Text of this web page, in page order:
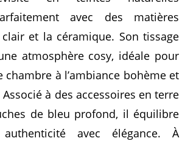
avec des matières
et la céramique. Son tissage
atmosphère cosy, idéale pour
à l’ambiance bohème et
à des accessoires en terre
de bleu profond, il équilibre
avec élégance. À